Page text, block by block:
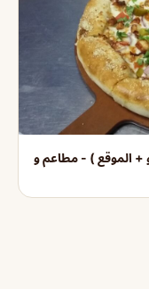
+ الموقع ) - مطاعم و